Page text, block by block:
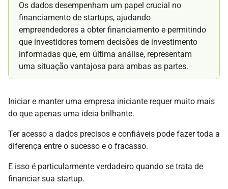
Os dados desempenham um papel crucial no
financiamento de startups, ajudando
empreendedores a obter financiamento e permitindo
que investidores tomem decisões de investimento
informadas que, em última análise, representam
uma situação vantajosa para ambas as partes.
Iniciar e manter uma empresa iniciante requer muito mais
do que apenas uma ideia brilhante.
Ter acesso a dados precisos e confiáveis pode fazer toda a
diferença entre o sucesso e o fracasso.
E isso é particularmente verdadeiro quando se trata de
financiar sua startup.